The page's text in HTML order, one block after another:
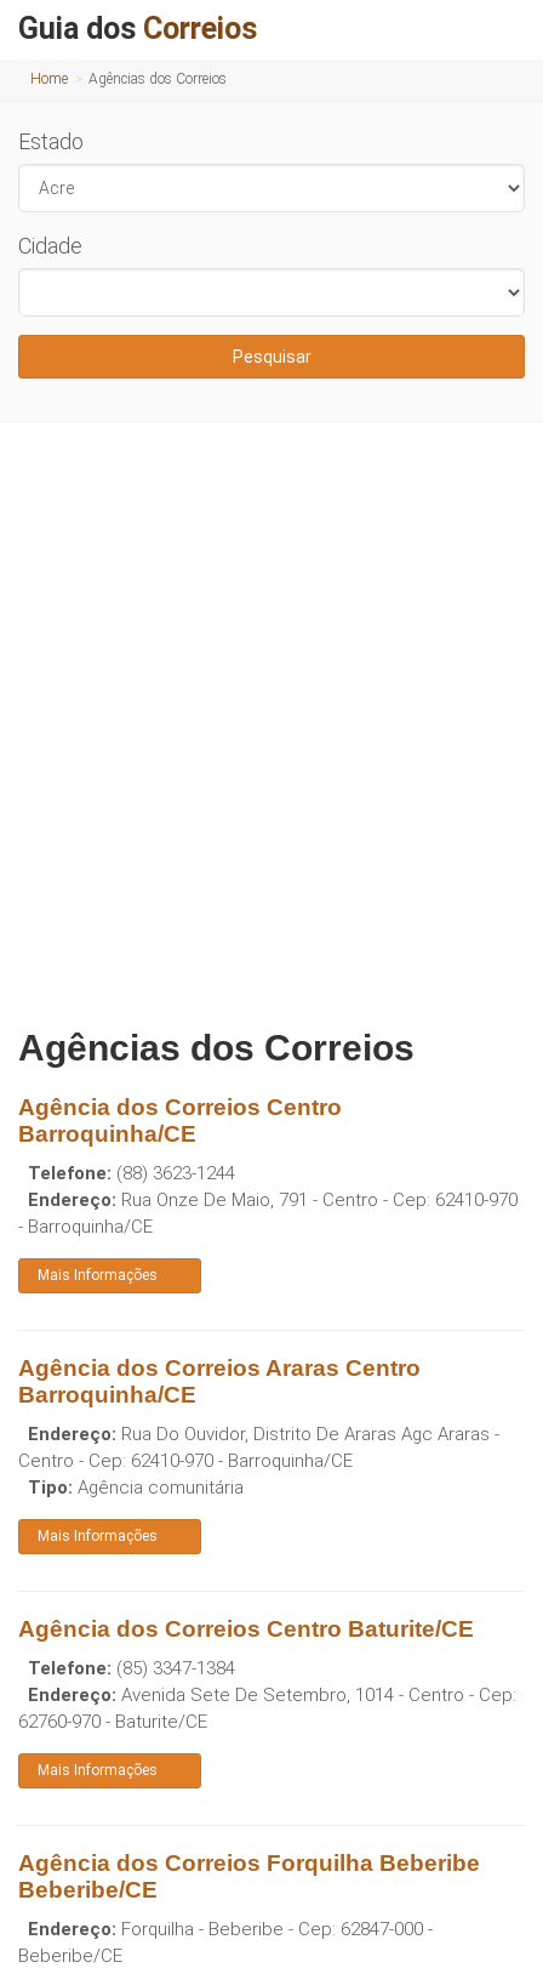
Guia dos Correios
Home Agências dos Correios
Estado
Cidade
Pesquisar
Agências dos Correios
Agência dos Correios Centro
Barroquinha/CE
Telefone: (88) 3623-1244
Endereço: Rua Onze De Maio, 791 - Centro - Cep: 62410-970
- Barroquinha/CE
Mais Informações
Agência dos Correios Araras Centro
Barroquinha/CE
Endereço: Rua Do Ouvidor, Distrito De Araras Agc Araras -
Centro - Cep: 62410-970 - Barroquinha/CE
Tipo: Agência comunitária
Mais Informações
Agência dos Correios Centro Baturite/CE
Telefone: (85) 3347-1384
Endereço: Avenida Sete De Setembro, 1014 - Centro - Cep:
62760-970 - Baturite/CE
Mais Informações
Agência dos Correios Forquilha Beberibe
Beberibe/CE
Endereço: Forquilha - Beberibe - Cep: 62847-000 -
Beberibe/CE